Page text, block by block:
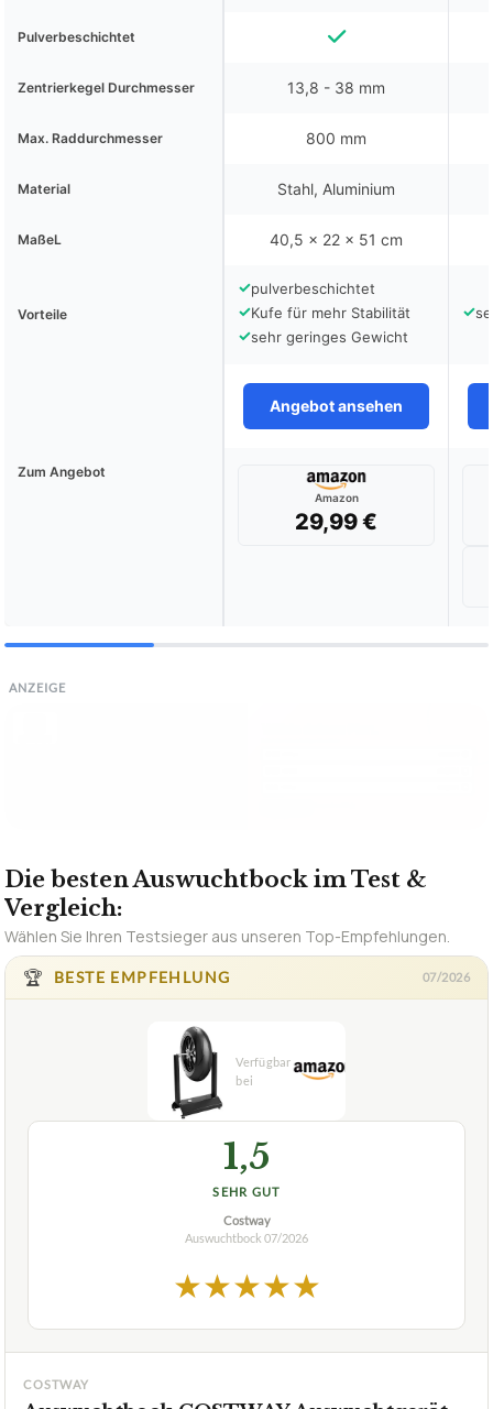
Pulverbeschichtet
Zentrierkegel Durchmesser 13,8 - 38 mm
Max. Raddurchmesser 800 mm
Material Stahl, Aluminium
MaßeL 40,5 x 22 x 51 cm
Vorteile
✓pulverbeschichtet
✓Kufe für mehr Stabilität
✓sehr geringes Gewicht
✓
Angebot ansehen
Zum Angebot
Amazon
29,99 €
ANZEIGE
Die besten Auswuchtbock im Test &
Vergleich:
Wählen Sie Ihren Testsieger aus unseren Top-Empfehlungen.
🏆
BESTE EMPFEHLUNG 07/2026
1,5
SEHR GUT
Costway
Auswuchtbock 07/2026
★★★★★
COSTWAY